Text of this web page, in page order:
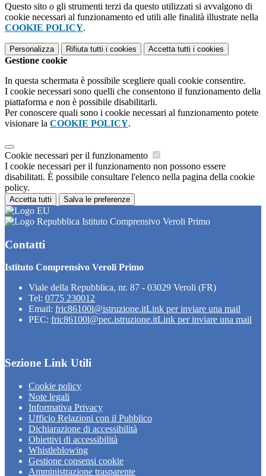
Questo sito o gli strumenti terzi da questo utilizzati si avvalgono di
cookie necessari al funzionamento ed utili alle finalità illustrate nella
COOKIE POLICY.
Personalizza Rifiuta tutti i cookies Accetta tutti i cookies
Gestione cookie
In questa schermata è possibile scegliere quali cookie consentire.
I cookie necessari sono quelli che consentono il funzionamento della
piattaforma e non è possibile disabilitarli.
Per conoscere quali sono i cookie necessari al funzionamento potete
visionare la COOKIE POLICY.
Cookie necessari per il funzionamento
I cookie necessari per il funzionamento non possono essere
disabilitati. È possibile consultare l'elenco nella pagina della cookie
policy.
Accetta tutti Salva le preferenze
Istituto Comprensivo Veroli Primo
Contatti
Istituto Comprensivo Veroli Primo
Viale della Repubblica, nr. 87 - 03029 Veroli (FR)
Tel: 0775 230012
Email: fric86100l@istruzione.itLink per inviare una mail
PEC: fric86100l@pec.istruzione.itLink per inviare una mail
Sezione Link Utili
Cookie policy
Note legali
Informativa Privacy
Ufficio Relazioni con il Pubblico
Dichiarazione di accessibilità
Obiettivi di accessibilità
Whistleblowing
Gestione consensi cookie
Amministrazione trasparente